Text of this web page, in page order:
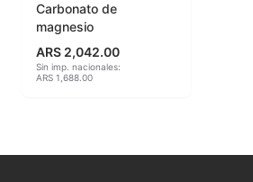
MAYCO FOUNDATIONS MATTE
MAYCO FOUNDATIONS SHEER
Carbonato de
magnesio
ARS 2,042.00
Sin imp. nacionales:
ARS 1,688.00